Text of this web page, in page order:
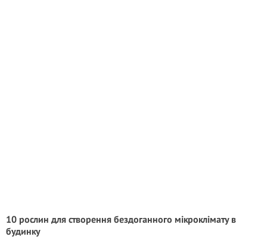
10 рослин для створення бездоганного мікроклімату в
будинку